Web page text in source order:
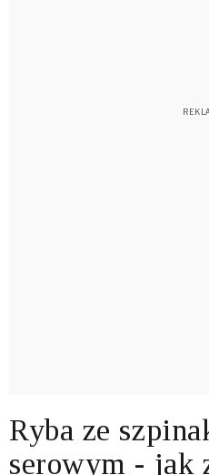
Ryba ze
serowym - jak